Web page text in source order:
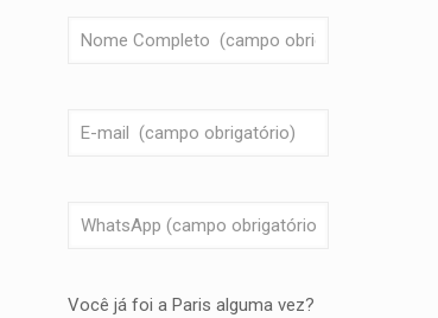
Você já foi a Paris alguma vez?